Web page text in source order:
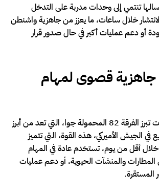
تنتمي إلى وحدات مدربة على التدخل
خلال ساعات، ما يعزز من جاهزية واشنطن
أو دعم عمليات أكبر في حال صدور قرار
82.. جاهزية قصوى لمهام
في قلب هذه التحركات تبرز الفرقة 82 المحمولة جوا، التي تعد من أبرز
في الجيش الأميركي، هذه القوة، التي تتميز
خلال أقل من يوم، تستخدم عادة في المهام
والمنشآت الحيوية، أو دعم عمليات
المستقرة.